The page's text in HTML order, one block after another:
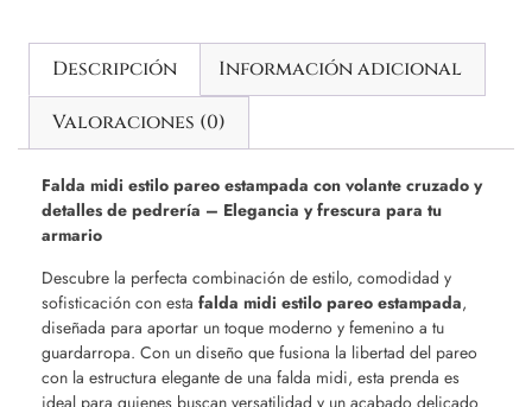
Descripción Información adicional
Valoraciones (0)
Falda midi estilo pareo estampada con volante cruzado y
detalles de pedrería – Elegancia y frescura para tu
armario
Descubre la perfecta combinación de estilo, comodidad y
sofisticación con esta falda midi estilo pareo estampada,
diseñada para aportar un toque moderno y femenino a tu
guardarropa. Con un diseño que fusiona la libertad del pareo
con la estructura elegante de una falda midi, esta prenda es
ideal para quienes buscan versatilidad y un acabado delicado